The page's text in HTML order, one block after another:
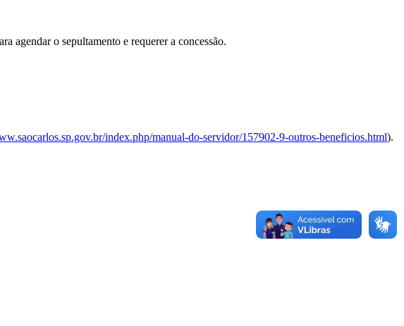
agendar o sepultamento e requerer a concessão.
index.php/manual-do-servidor/157902-9-outros-beneficios.html).